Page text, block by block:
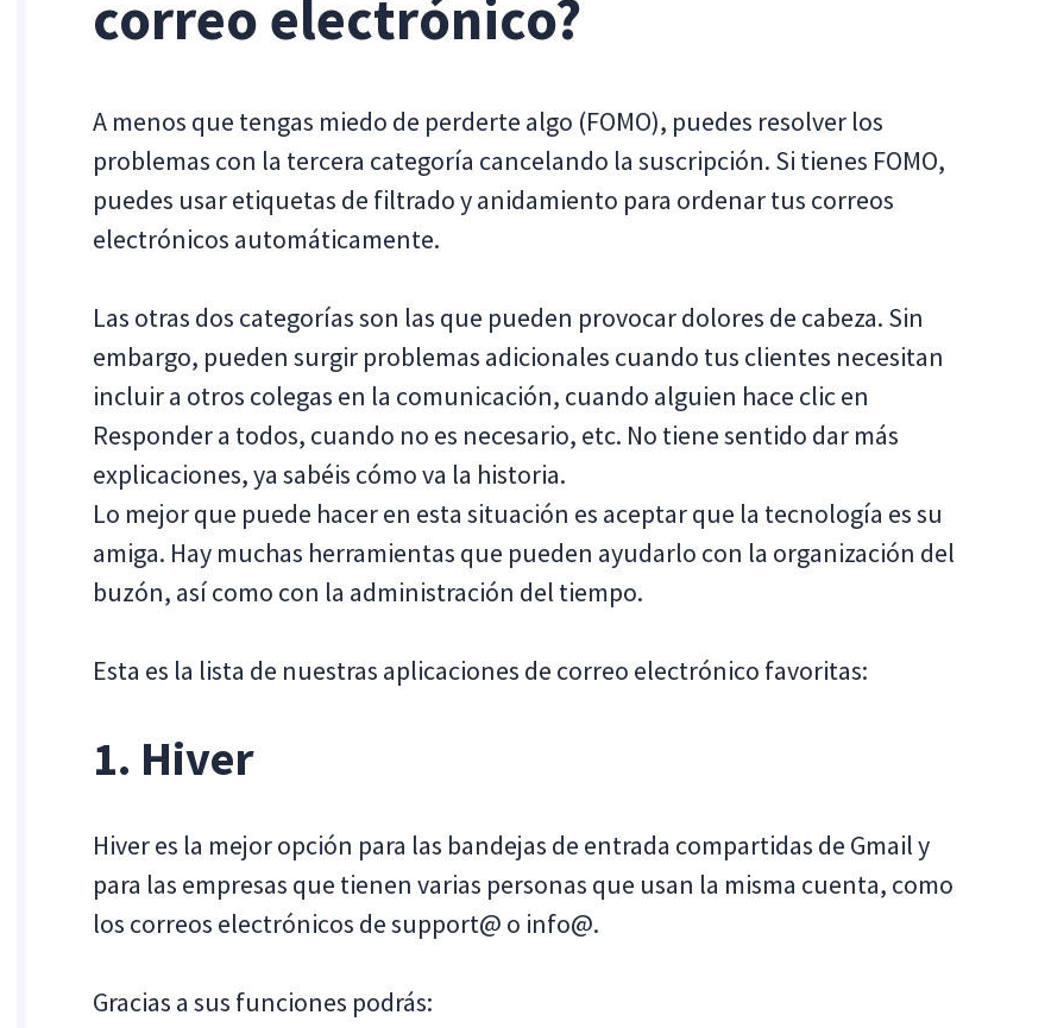
correo electrónico?
A menos que tengas miedo de perderte algo (FOMO), puedes resolver los
problemas con la tercera categoría cancelando la suscripción. Si tienes FOMO,
puedes usar etiquetas de filtrado y anidamiento para ordenar tus correos
electrónicos automáticamente.
Las otras dos categorías son las que pueden provocar dolores de cabeza. Sin
embargo, pueden surgir problemas adicionales cuando tus clientes necesitan
incluir a otros colegas en la comunicación, cuando alguien hace clic en
Responder a todos, cuando no es necesario, etc. No tiene sentido dar más
explicaciones, ya sabéis cómo va la historia.
Lo mejor que puede hacer en esta situación es aceptar que la tecnología es su
amiga. Hay muchas herramientas que pueden ayudarlo con la organización del
buzón, así como con la administración del tiempo.
Esta es la lista de nuestras aplicaciones de correo electrónico favoritas:
1. Hiver
Hiver es la mejor opción para las bandejas de entrada compartidas de Gmail y
para las empresas que tienen varias personas que usan la misma cuenta, como
los correos electrónicos de support@ o info@.
Gracias a sus funciones podrás: